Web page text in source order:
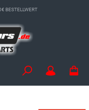
BESTELLWERT